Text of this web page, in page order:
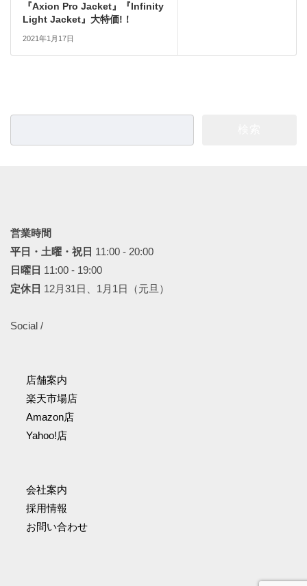
『Axion Pro Jacket』『Infinity
Light Jacket』大特価!！
2021年1月17日
索:
営業時間
平日・土曜・祝日 11:00 - 20:00
日曜日 11:00 - 19:00
定休日 12月31日、1月1日（元旦）
Social /
店舗案内
楽天市場店
Amazon店
Yahoo!店
会社案内
採用情報
お問い合わせ